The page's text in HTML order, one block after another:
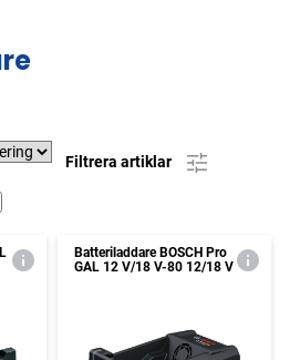
Filtrera artiklar
Batteriladdare BOSCH Pro
GAL 12 V/18 V-80 12/18 V